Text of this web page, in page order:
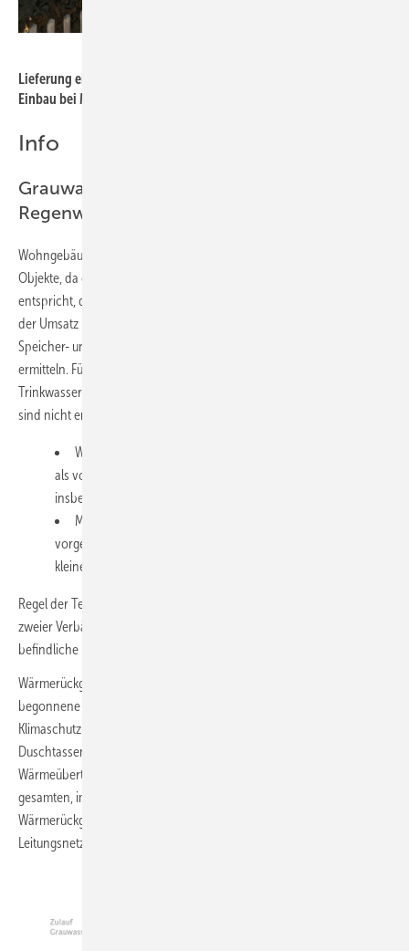
Lieferung eines Regenspeichers aus Beton zum nachträglichen
Einbau bei Modernisierung und Renovierung.
Info
Grauwasser, Alternative und Ergänzung zu
Regenwasser
Wohngebäude, Sporthallen und Beherbergungsbetriebe sind ideale
Objekte, da dort der Ertrag aus Körperreinigung dem Bedarf
entspricht, der bei Raumreinigung und WC-Spülung entsteht – und
der Umsatz meist innerhalb 24 Stunden erfolgt. Die optimale
Speicher- und Anlagengröße lässt sich durch Computersimulation
ermitteln. Für die Menge des genutzten Grauwassers wird sowohl
Trinkwasser- als auch Abwassergebühr gespart. Zusätzliche Zähler
sind nicht erforderlich. Zwei Systeme haben sich etabliert:
Wirbelbett- bzw. belüftete Festbettanlagen, Besonderheit:
als vorgefertigte Haustechnik-Module seit 20 Jahren am Markt,
insbesondere für Projekte ab ca. 40 Nutzern geeignet.
Membrananlagen/Ultrafiltration, Besonderheit: als
vorgefertigte Haustechnik seit 15 Jahren am Markt, auch für
kleine Projekte geeignet.
Regel der Technik ist das inhaltsgleiche Hinweis- bzw. Merkblatt
zweier Verbände (fbr-H 202 und DWA-M 277), bis die in Vorbereitung
befindliche DIN EN 16 941-2 ­veröffentlicht ist.
Wärmerückgewinnung aus Grauwasser: Das am 1. März 2018
begonnene und vorerst auf drei Jahre begrenzte staatliche
Klimaschutz-Förderprogramm bezuschusst Dusch­rinnen,
Duschtassen und Duschrohre, jeweils in Kombination mit einem
Wärmeübertrager sowie Anlagen zur Wärmerückgewinnung aus dem
gesamten, im Gebäude anfallenden Grauwasser, das einer
Wärmerückgewinnung unterzogen wird – sofern ein zweites
Leitungsnetz (Grauwassernetz) installiert ist.